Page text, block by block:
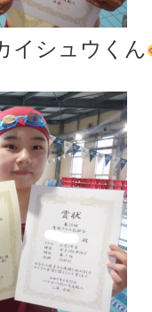
イシュウくん